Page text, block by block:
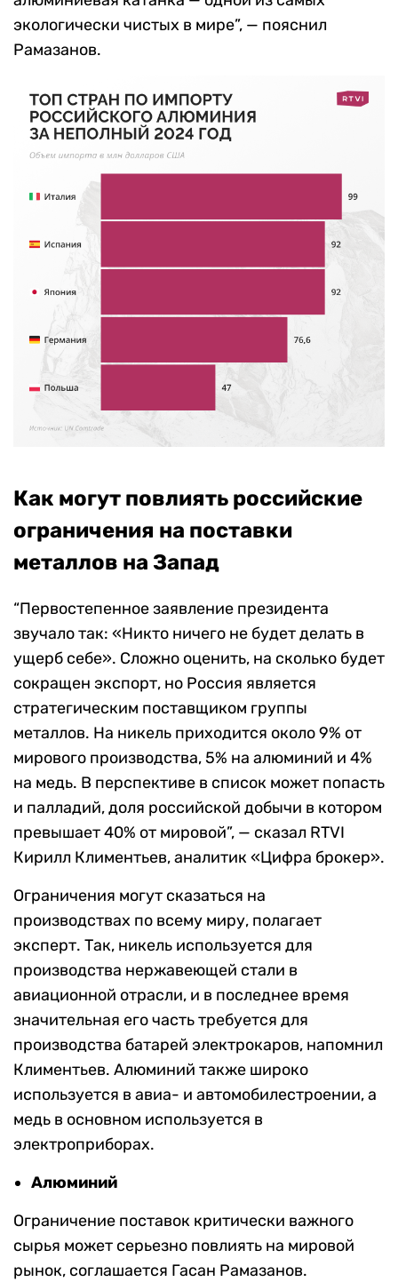
экологически чистых в мире”, — пояснил
Рамазанов.
Как могут повлиять российские
ограничения на поставки
металлов на Запад
“Первостепенное заявление президента
звучало так: «Никто ничего не будет делать в
ущерб себе». Сложно оценить, на сколько будет
сокращен экспорт, но Россия является
стратегическим поставщиком группы
металлов. На никель приходится около 9% от
мирового производства, 5% на алюминий и 4%
на медь. В перспективе в список может попасть
и палладий, доля российской добычи в котором
превышает 40% от мировой”, — сказал RTVI
Кирилл Климентьев, аналитик «Цифра брокер».
Ограничения могут сказаться на
производствах по всему миру, полагает
эксперт. Так, никель используется для
производства нержавеющей стали в
авиационной отрасли, и в последнее время
значительная его часть требуется для
производства батарей электрокаров, напомнил
Климентьев. Алюминий также широко
используется в авиа- и автомобилестроении, а
медь в основном используется в
электроприборах.
Алюминий
Ограничение поставок критически важного
сырья может серьезно повлиять на мировой
рынок, соглашается Гасан Рамазанов.